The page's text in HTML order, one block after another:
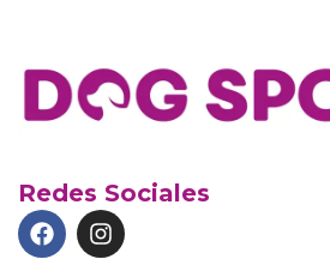
Redes Sociales